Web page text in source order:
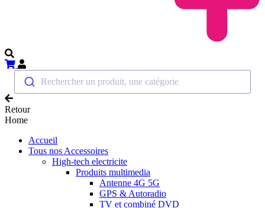
Rechercher un produit, une catégorie
Retour
Home
Accueil
Tous nos Accessoires
High-tech electricite
Produits multimedia
Antenne 4G 5G
GPS & Autoradio
TV et combiné DVD